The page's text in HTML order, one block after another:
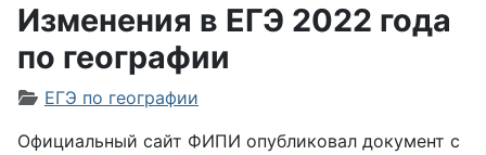
Изменения в ЕГЭ 2022 года
по географии
Информация о материале
ЕГЭ по географии
Официальный сайт ФИПИ опубликовал документ с